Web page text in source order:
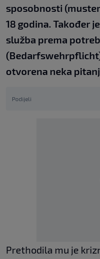
sposobnosti
18 godina. Također
služba prema
otvorena neka
Podijeli
Prethodila mu je